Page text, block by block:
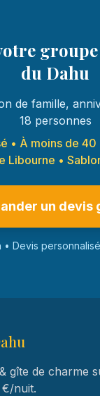
du Dahu
de famille,
18 personnes
• À moins de
Libourne •
un devis
• Devis
gîte de charme
€/nuit.